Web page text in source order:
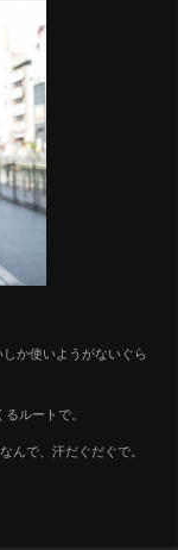
か使いようがないぐら
ルートで。
んで、汗だぐだぐで。